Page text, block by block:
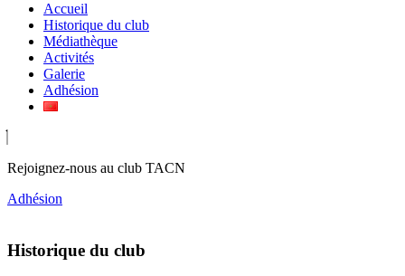
Accueil
Historique du club
Médiathèque
Activités
Galerie
Adhésion
Rejoignez-nous au club TACN
Adhésion
Historique du club